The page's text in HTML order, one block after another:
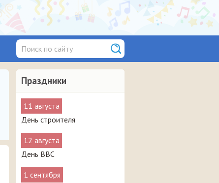
Праздники
11 августа
День строителя
12 августа
День ВВС
1 сентября